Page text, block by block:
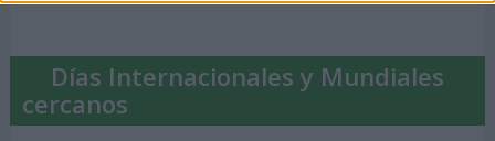
Días Internacionales y Mundiales
cercanos